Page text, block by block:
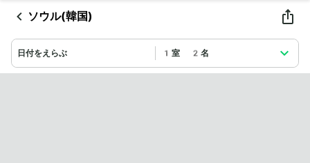
ソウル(韓国)
日付をえらぶ 1室 2名